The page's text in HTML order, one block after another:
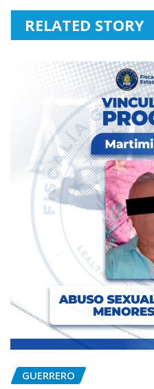
RELATED STORY
GUERRERO